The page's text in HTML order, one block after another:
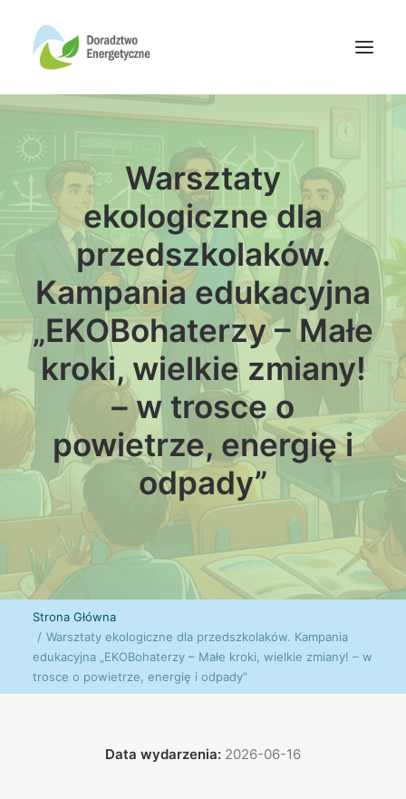
Oferta doradców
Aktualności
Wydarzenia
Oferta finansowania
Wiedza
Media
Kontakt
Wyszukiwanie
Warsztaty
ekologiczne dla
przedszkolaków.
Kampania edukacyjna
„EKOBohaterzy – Małe
kroki, wielkie zmiany!
– w trosce o
powietrze, energię i
odpady”
Strona Główna
Warsztaty ekologiczne dla przedszkolaków. Kampania
edukacyjna „EKOBohaterzy – Małe kroki, wielkie zmiany! – w
trosce o powietrze, energię i odpady”
Data wydarzenia: 2026-06-16